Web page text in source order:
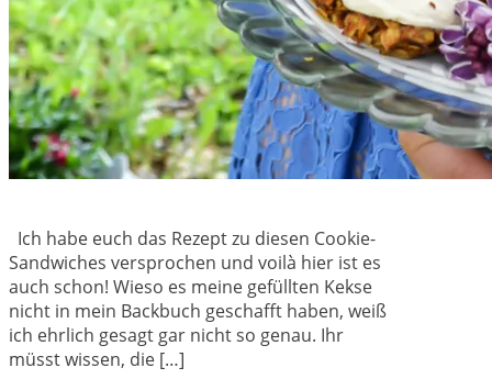
Ich habe euch das Rezept zu diesen Cookie-
Sandwiches versprochen und voilà hier ist es
auch schon! Wieso es meine gefüllten Kekse
nicht in mein Backbuch geschafft haben, weiß
ich ehrlich gesagt gar nicht so genau. Ihr
müsst wissen, die […]